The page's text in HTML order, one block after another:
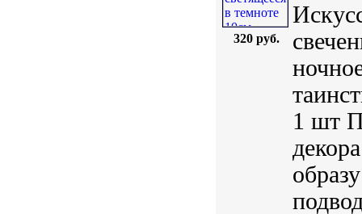
320 руб.
1 шт